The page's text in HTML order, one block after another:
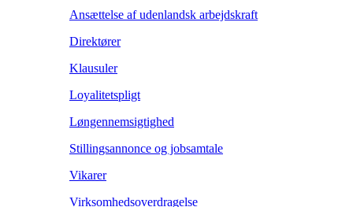
Ansættelse af udenlandsk arbejdskraft
Direktører
Klausuler
Loyalitetspligt
Løngennemsigtighed
Stillingsannonce og jobsamtale
Vikarer
Virksomhedsoverdragelse